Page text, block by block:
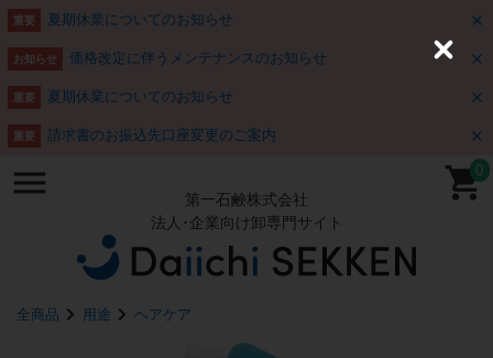
重要 夏期休業についてのお知らせ
お知らせ 価格改定に伴うメンテナンスのお知らせ
重要 夏期休業についてのお知らせ
重要 請求書のお振込先口座変更のご案内
第一石鹸株式会社
法人･企業向け卸専門サイト
0
全商品 用途 ヘアケア
C